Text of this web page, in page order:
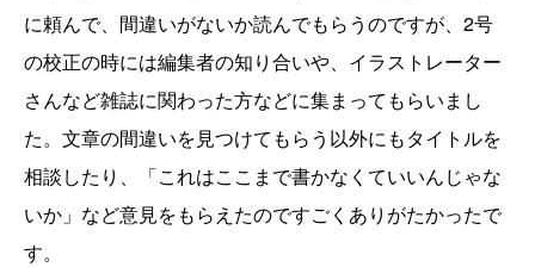
に頼んで、間違いがないか読んでもらうのですが、2号
の校正の時には編集者の知り合いや、イラストレーター
さんなど雑誌に関わった方などに集まってもらいまし
た。文章の間違いを見つけてもらう以外にもタイトルを
相談したり、「これはここまで書かなくていいんじゃな
いか」など意見をもらえたのですごくありがたかったで
す。